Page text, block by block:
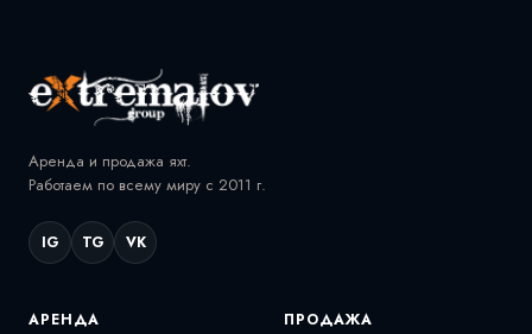
Аренда и продажа яхт.
Работаем по всему миру с 2011 г.
IG TG VK
АРЕНДА ПРОДАЖА